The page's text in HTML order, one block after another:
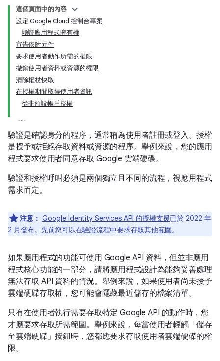
這個頁面中的內容
設定 Google Cloud 控制台專案
驗證應用程式擁有權
宣告依附元件
要求使用者動作所需的權限
撤銷使用者資料或資源的權限
清除權杖快取
在授權期間取得使用者資訊
從非預設帳戶授權
驗證是確認身分的程序，通常稱為使用者註冊或登入。授權
是授予或拒絕存取資料或資源的程序。舉例來說，您的應用
程式要求使用者同意存取 Google 雲端硬碟。
驗證和授權呼叫必須是兩個獨立且不同的流程，視應用程式
需求而定。
注意： Google Identity Services API 的授權支援已於 2022 年
2 月發布。先前您可以在驗證流程中要求存取其他範圍。
如果應用程式的功能可使用 Google API 資料，但並非應用
程式核心功能的一部分，請將應用程式設計為能夠妥善處理
無法存取 API 資料的情況。舉例來說，如果使用者尚未授予
雲端硬碟存取權，您可能會隱藏最近儲存的檔案清單。
只有在使用者執行需要存取特定 Google API 的動作時，您
才應要求存取所需範圍。舉例來說，每當使用者輕觸「儲存
至雲端硬碟」 按鈕時，您都應要求存取使用者雲端硬碟的權
限。